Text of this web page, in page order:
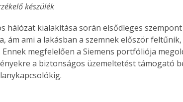
készülék
hálózat kialakítása során elsődleges
ám ami a lakásban a szemnek először
Ennek megfelelően a Siemens portfóliója
a biztonságos üzemeltetést támogató